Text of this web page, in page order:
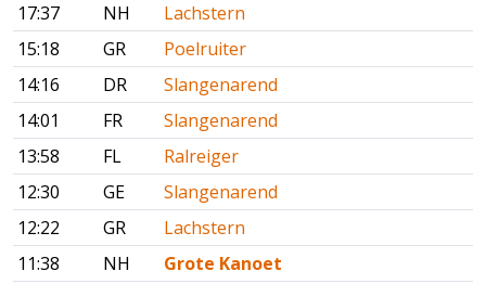
17:37
NH
Lachstern
15:18
GR
Poelruiter
14:16
DR
Slangenarend
14:01
FR
Slangenarend
13:58
FL
Ralreiger
12:30
GE
Slangenarend
12:22
GR
Lachstern
11:38
NH
Grote Kanoet